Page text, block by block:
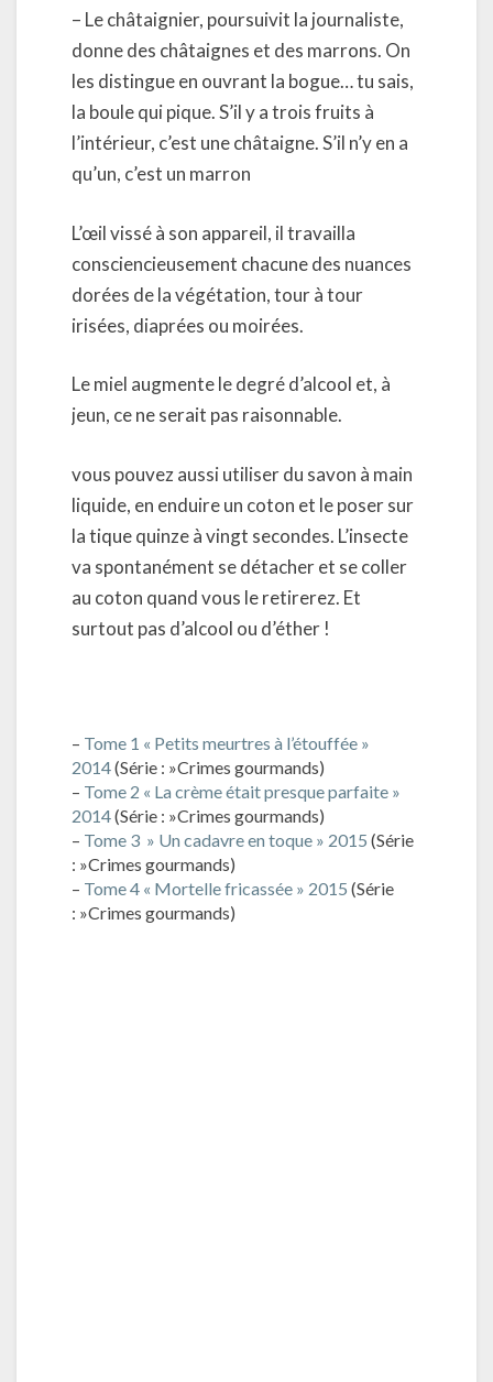
– Le châtaignier, poursuivit la journaliste,
donne des châtaignes et des marrons. On
les distingue en ouvrant la bogue… tu sais,
la boule qui pique. S’il y a trois fruits à
l’intérieur, c’est une châtaigne. S’il n’y en a
qu’un, c’est un marron
L’œil vissé à son appareil, il travailla
consciencieusement chacune des nuances
dorées de la végétation, tour à tour
irisées, diaprées ou moirées.
Le miel augmente le degré d’alcool et, à
jeun, ce ne serait pas raisonnable.
vous pouvez aussi utiliser du savon à main
liquide, en enduire un coton et le poser sur
la tique quinze à vingt secondes. L’insecte
va spontanément se détacher et se coller
au coton quand vous le retirerez. Et
surtout pas d’alcool ou d’éther !
– Tome 1 « Petits meurtres à l’étouffée »
2014(Série : »Crimes gourmands)
– Tome 2 « La crème était presque parfaite »
2014(Série : »Crimes gourmands)
– Tome 3 » Un cadavre en toque » 2015 (Série
: »Crimes gourmands)
– Tome 4 « Mortelle fricassée » 2015 (Série
: »Crimes gourmands)